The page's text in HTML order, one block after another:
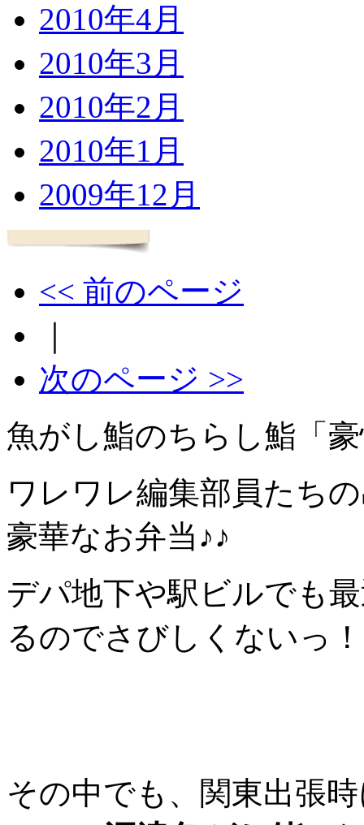
2010年4月
2010年3月
2010年2月
2010年1月
2009年12月
<< 前のページ
次のページ >>
魚がし鮨のちらし鮨「
ワレワレ編集部員たち
豪華なお弁当♪♪
デパ地下や駅ビルでも
るのでさびしくないっ！
その中でも、関東出張